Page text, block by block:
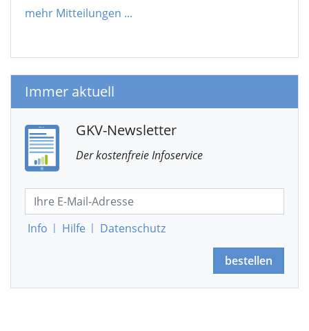
mehr Mitteilungen ...
Immer aktuell
GKV-Newsletter
Der kostenfreie Infoservice
Info | Hilfe | Datenschutz
bestellen